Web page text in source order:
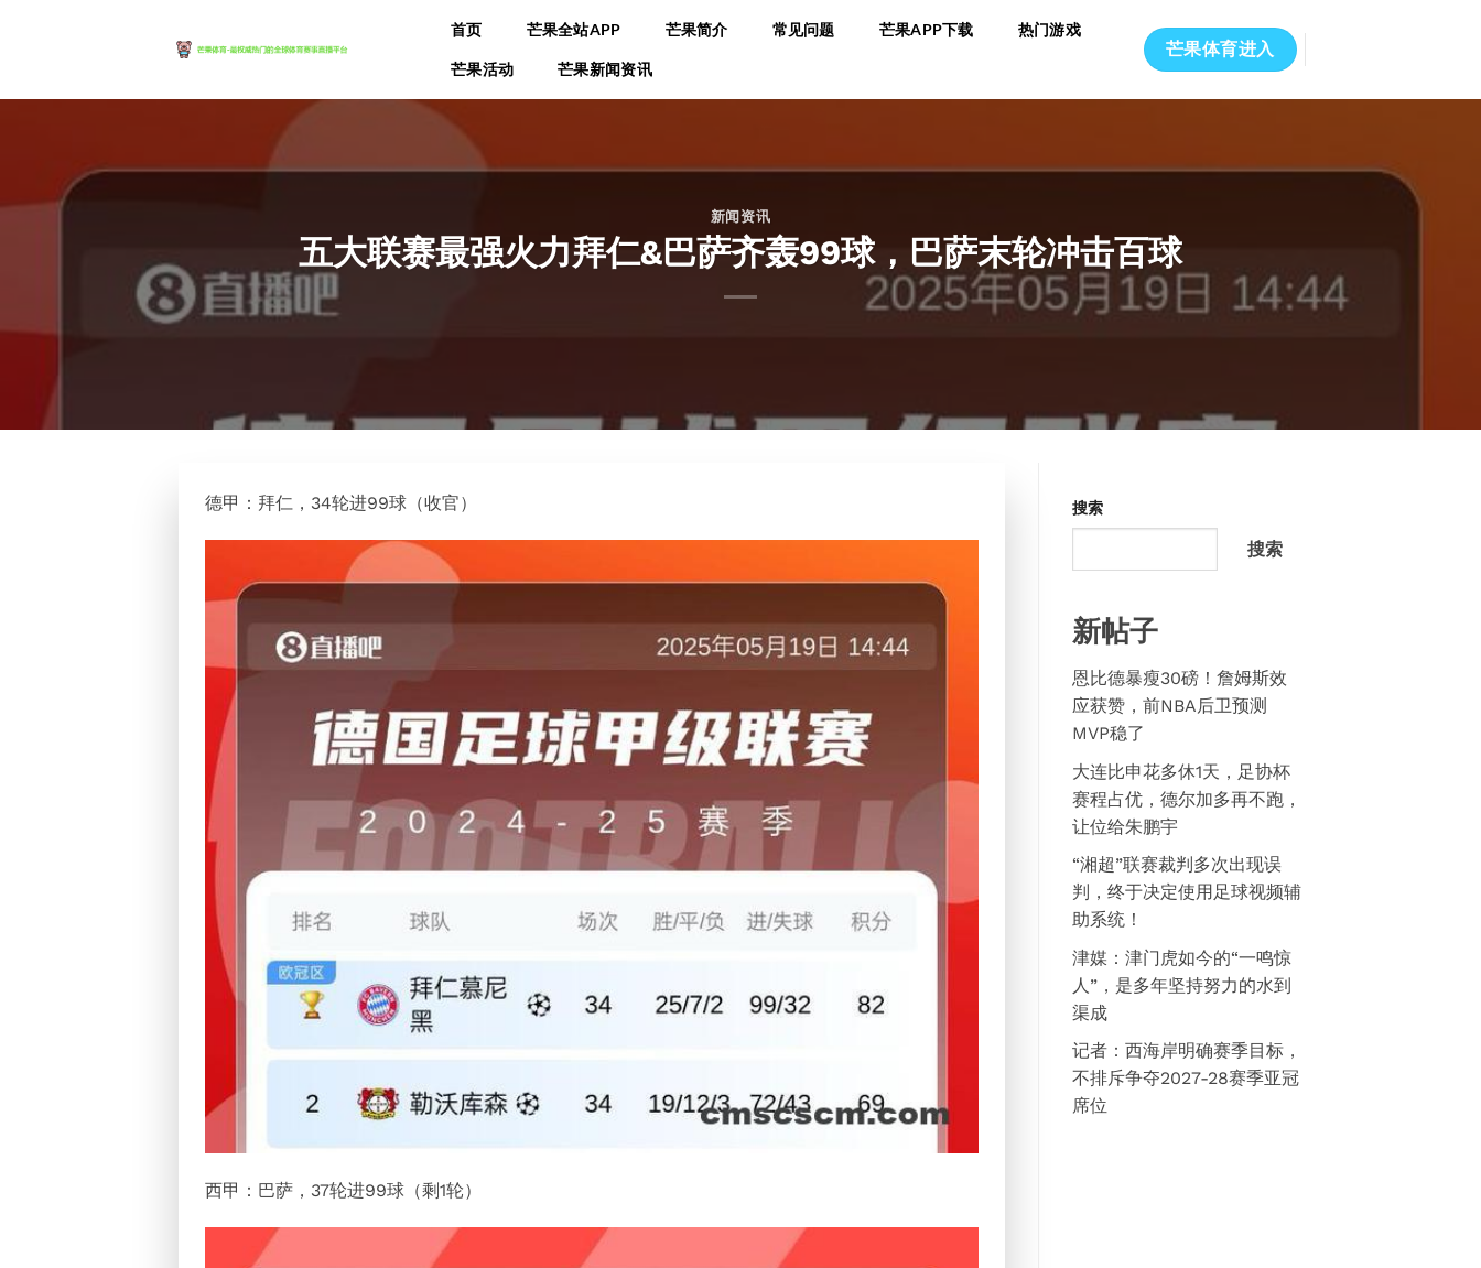
容
首页 芒果全站APP 芒果简介 常见问题 芒果APP下载 热门游戏
芒果活动 芒果新闻资讯
芒果体育进入
新闻资讯
五大联赛最强火力拜仁&巴萨齐轰99球，巴萨末轮冲击百球
德甲：拜仁，34轮进99球（收官）
西甲：巴萨，37轮进99球（剩1轮）
搜索
搜索
新帖子
恩比德暴瘦30磅！詹姆斯效
应获赞，前NBA后卫预测
MVP稳了
大连比申花多休1天，足协杯
赛程占优，德尔加多再不跑，
让位给朱鹏宇
“湘超”联赛裁判多次出现误
判，终于决定使用足球视频辅
助系统！
津媒：津门虎如今的“一鸣惊
人”，是多年坚持努力的水到
渠成
记者：西海岸明确赛季目标，
不排斥争夺2027-28赛季亚冠
席位